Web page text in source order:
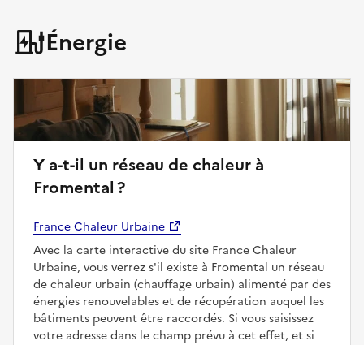
Énergie
Y a-t-il un réseau de chaleur à
Fromental ?
France Chaleur Urbaine
Avec la carte interactive du site France Chaleur
Urbaine, vous verrez s'il existe à Fromental un réseau
de chaleur urbain (chauffage urbain) alimenté par des
énergies renouvelables et de récupération auquel les
bâtiments peuvent être raccordés. Si vous saisissez
votre adresse dans le champ prévu à cet effet, et si